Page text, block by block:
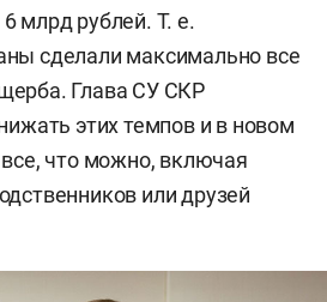
млрд рублей. Т. е.
сделали максимально все
Глава СУ СКР
этих темпов и в новом
что можно, включая
или друзей